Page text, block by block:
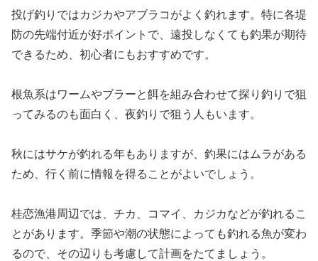
投げ釣りではカジカやアブラコがよく釣れます。特に各堤
防の先端付近が好ポイントで、遠投しなくても釣果が期待
できるため、初心者にもおすすめです。
根魚系はワームやブラーと餌を組み合わせて探り釣りで狙
ってみるのも面白く、夜釣りで狙う人もいます。
秋にはサケが釣れる年もありますが、釣果にはムラがある
ため、行く前に情報を得ることがよいでしょう。
桂恋漁港周辺では、チカ、コマイ、カジカなどが釣れるこ
とがあります。季節や潮の状態によっても釣れる魚が変わ
るので、その辺りも考慮して計画をたてましょう。